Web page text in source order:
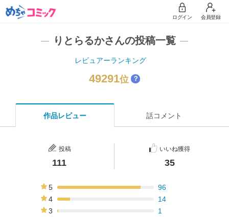
ログイン 会員登録
りとらるかさんの投稿一覧
レビュアーランキング
49291位 ？
作品レビュー 話コメント
投稿
111
いいね獲得
35
5
96
4
14
3
1